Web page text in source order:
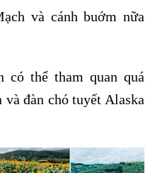
và cánh buớm nữa
có thể tham quan quá
đàn chó tuyết Alaska